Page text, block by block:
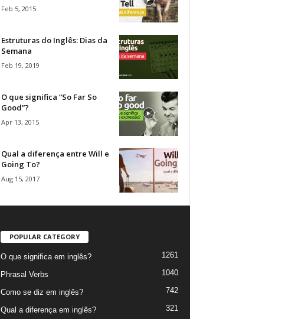
Feb 5, 2015
Estruturas do Inglês: Dias da
Semana
Feb 19, 2019
O que significa “So Far So
Good”?
Apr 13, 2015
Qual a diferença entre Will e
Going To?
Aug 15, 2017
POPULAR CATEGORY
O que significa em inglês? 1261
Phrasal Verbs 1040
Como se diz em inglês? 742
Qual a diferença em inglês? 321